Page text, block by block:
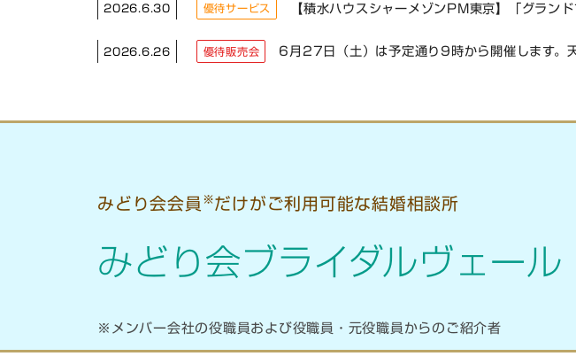
2026.6.30 優待サービス 【積水ハウスシャーメゾンPM東京】「グラン
2026.6.26 優待販売会 6月27日（土）は予定通り9時から開催します。
みどり会会員 ※だけがご利用可能な結婚相談所
みどり会ブライダルヴェール
※メンバー会社の役職員および役職員・元役職員からのご紹介者